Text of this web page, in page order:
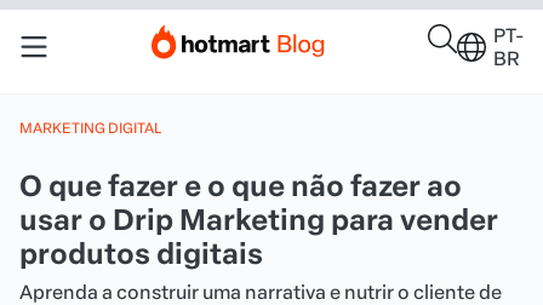
PT-
BR
MARKETING DIGITAL
O que fazer e o que não fazer ao
usar o Drip Marketing para vender
produtos digitais
Aprenda a construir uma narrativa e nutrir o cliente de